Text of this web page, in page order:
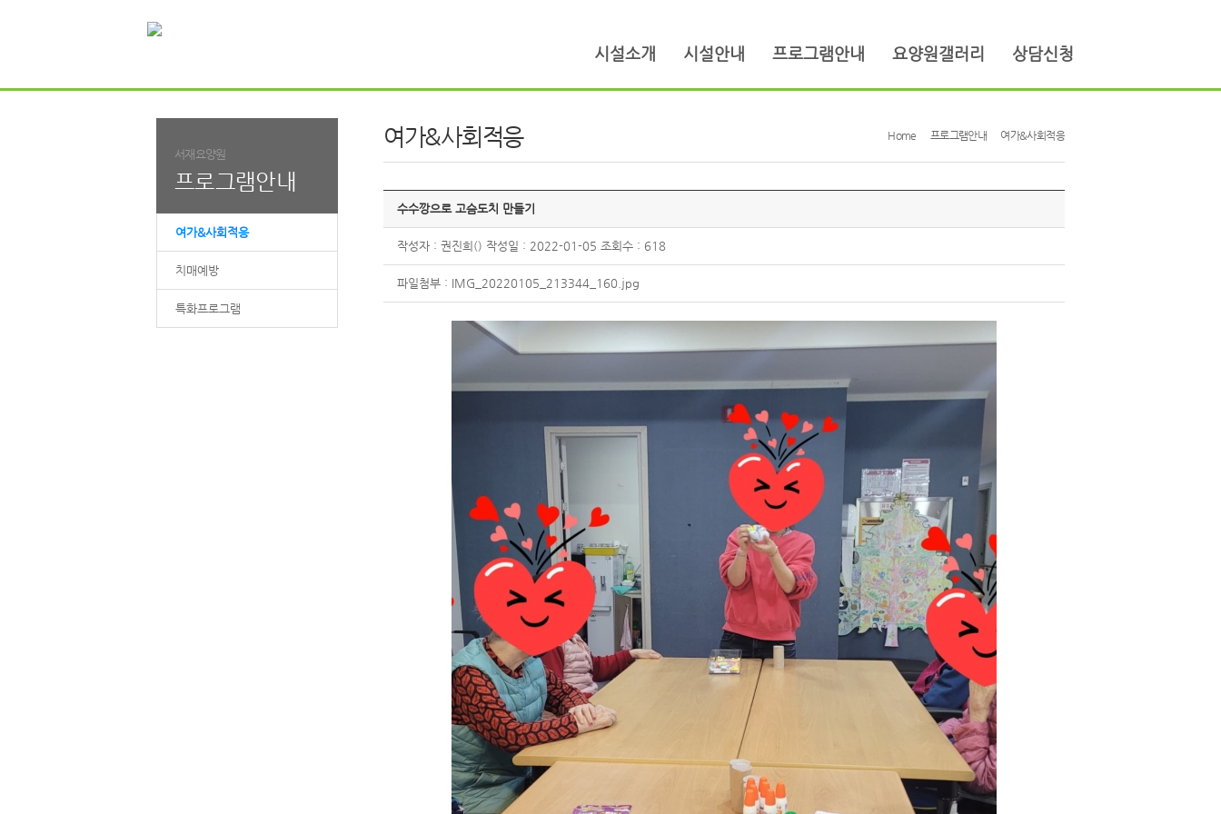
시설소개 시설안내 프로그램안내 요양원갤러리 상담신청
서재요양원
프로그램안내
여가&사회적응
치매예방
특화프로그램
여가&사회적응 Home 프로그램안내 여가&사회적응
수수깡으로 고슴도치 만들기
작성자 : 권진희() 작성일 : 2022-01-05 조회수 : 618
파일첨부 : IMG_20220105_213344_160.jpg